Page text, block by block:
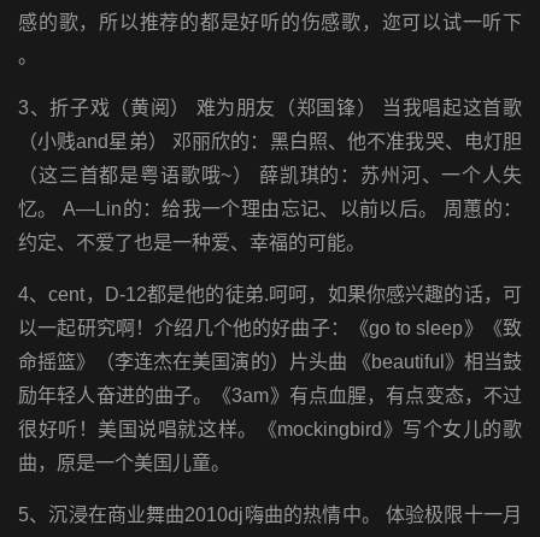
感的歌，所以推荐的都是好听的伤感歌，迩可以试一听下
。
3、折子戏（黄阅） 难为朋友（郑国锋） 当我唱起这首歌
（小贱and星弟） 邓丽欣的：黑白照、他不准我哭、电灯胆
（这三首都是粤语歌哦~） 薛凯琪的：苏州河、一个人失
忆。 A—Lin的：给我一个理由忘记、以前以后。 周蕙的：
约定、不爱了也是一种爱、幸福的可能。
4、cent，D-12都是他的徒弟.呵呵，如果你感兴趣的话，可
以一起研究啊！介绍几个他的好曲子：《go to sleep》《致
命摇篮》（李连杰在美国演的）片头曲 《beautiful》相当鼓
励年轻人奋进的曲子。《3am》有点血腥，有点变态，不过
很好听！美国说唱就这样。《mockingbird》写个女儿的歌
曲，原是一个美国儿童。
5、沉浸在商业舞曲2010dj嗨曲的热情中。 体验极限十一月